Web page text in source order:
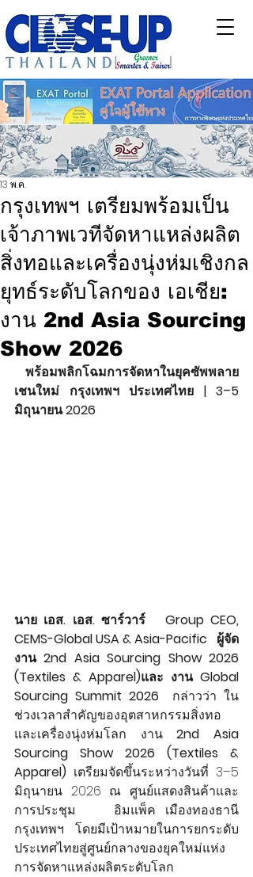
กรุงเทพฯ เตรียมพร้อมเป็น
เจ้าภาพเวทีจัดหาแหล่งผลิต
สิ่งทอและเครื่องนุ่งห่มเชิงกล
ยุทธ์ระดับโลกของ เอเชีย:
งาน 2nd Asia Sourcing
Show 2026
13 พ.ค.
เชนใหม่ กรุงเทพฯ ประเทศไทย | 3–5
มิถุนายน 2026
นาย เอส. เอส. ซาร์วาร์   Group CEO,
CEMS-Global USA & Asia-Pacific   ผู้จัด
งาน 2nd Asia Sourcing Show 2026
(Textiles & Apparel)และ งาน Global
Sourcing Summit 2026 กล่าวว่า ใน
ช่วงเวลาสำคัญของอุตสาหกรรมสิ่งทอ
และเครื่องนุ่งห่มโลก งาน 2nd Asia
Sourcing Show 2026 (Textiles &
Apparel) เตรียมจัดขึ้นระหว่างวันที่ 3–5
มิถุนายน 2026 ณ ศูนย์แสดงสินค้าและ
การประชุม    อิมแพ็ค เมืองทองธานี
กรุงเทพฯ โดยมีเป้าหมายในการยกระดับ
ประเทศไทยสู่ศูนย์กลางของยุคใหม่แห่ง
การจัดหาแหล่งผลิตระดับโลก